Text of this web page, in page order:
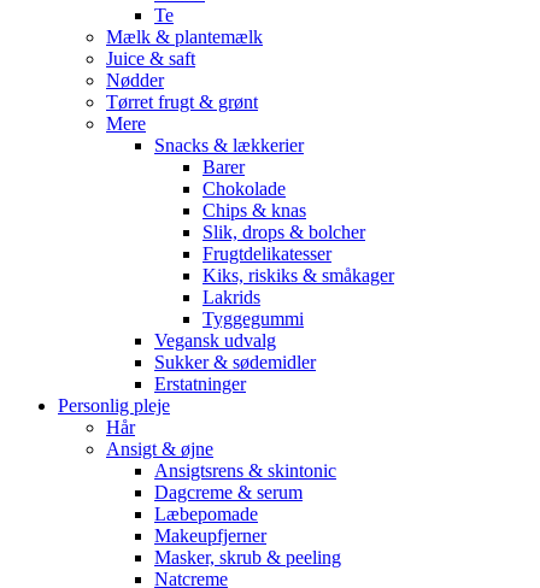
Te
Mælk & plantemælk
Juice & saft
Nødder
Tørret frugt & grønt
Mere
Snacks & lækkerier
Barer
Chokolade
Chips & knas
Slik, drops & bolcher
Frugtdelikatesser
Kiks, riskiks & småkager
Lakrids
Tyggegummi
Vegansk udvalg
Sukker & sødemidler
Erstatninger
Personlig pleje
Hår
Ansigt & øjne
Ansigtsrens & skintonic
Dagcreme & serum
Læbepomade
Makeupfjerner
Masker, skrub & peeling
Natcreme